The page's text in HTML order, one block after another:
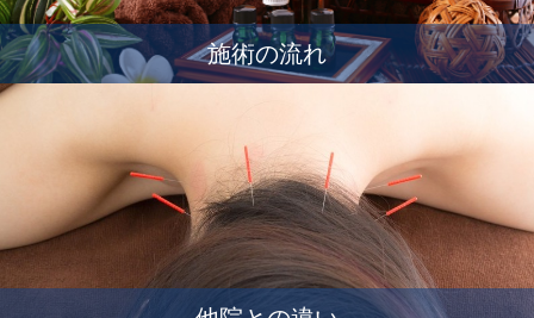
施術の流れ